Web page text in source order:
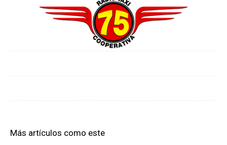
Más artículos como este